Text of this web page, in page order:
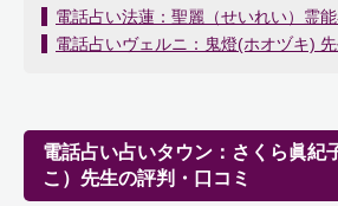
投
稿
ー
シ
ョ
電話占い法蓮：聖麗（せいれい）霊
電話占いヴェルニ：鬼燈(ホオヅキ)
電話占い占いタウン：さくら眞紀
こ）先生の評判・口コミ